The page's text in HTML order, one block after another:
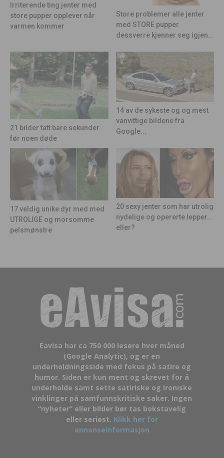
Irriterende ting jenter med
store pupper opplever når
varmen kommer
Store problemer alle jenter
med STORE pupper
dessverre kjenner seg igjen...
21 bilder tatt bare sekunder
før noen døde
14 av de sykeste og og mest
vanvittige bildene fra
Google...
17 veldig unike dyr med med
UTROLIGE og morsomme
pelsmønstre
20 sexy jenter som har utrolig
nydelige og opererte lepper…
eller?
Eavisa har ca 750 000 lesere hver måned
(Google Analytic), og er en
underholdningsside med fokus på satire og
humor. Siden er kun ment og skrevet for å
underholde samt sette satiriske og ironiske
vinklinger på samfunnskritiske saker. Ingen
“nyheter” eller bilder bør tas bokstavelig
eller seriøst. Klikk her for
annonseinformasjon